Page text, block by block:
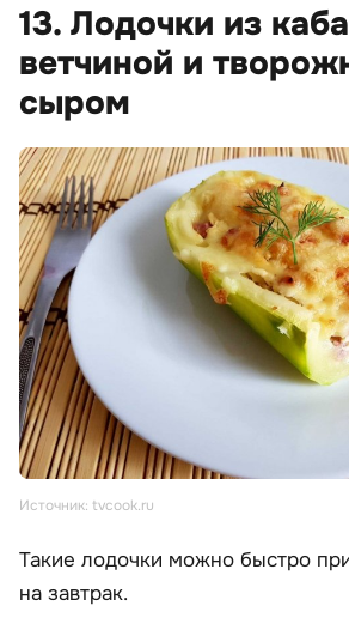
13. Лодочки из
ветчиной и
сыром
Источник: tvcook.ru
Такие лодочки можно быстро
на завтрак.